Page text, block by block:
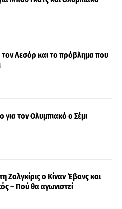
τον Λεσόρ και το πρόβλημα που
για τον Ολυμπιακό ο Σέμι
Ζαλγκίρις ο Κίναν Έβανς και
– Πού θα αγωνιστεί